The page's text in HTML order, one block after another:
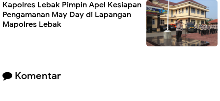
Kapolres Lebak Pimpin Apel Kesiapan
Pengamanan May Day di Lapangan
Mapolres Lebak
Komentar